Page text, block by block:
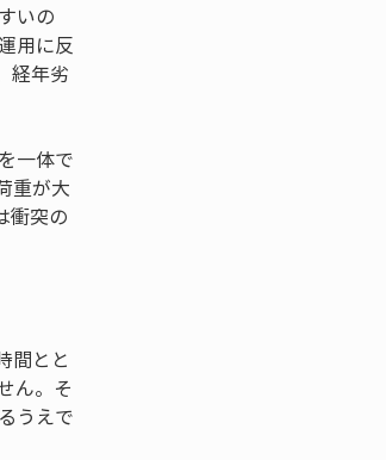
いの
用に反
経年劣
一体で
重が大
衝突の
間とと
ん。そ
うえで